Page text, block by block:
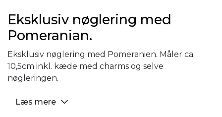
Eksklusiv nøglering med
Pomeranian.
Eksklusiv nøglering med Pomeranien. Måler ca.
10,5cm inkl. kæde med charms og selve
nøgleringen.
Læs mere